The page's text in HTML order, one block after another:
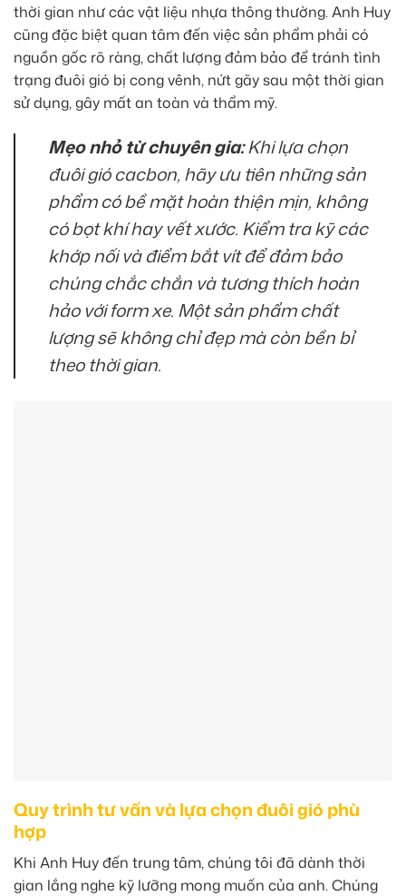
thời gian như các vật liệu nhựa thông thường. Anh Huy
cũng đặc biệt quan tâm đến việc sản phẩm phải có
nguồn gốc rõ ràng, chất lượng đảm bảo để tránh tình
trạng đuôi gió bị cong vênh, nứt gãy sau một thời gian
sử dụng, gây mất an toàn và thẩm mỹ.
Mẹo nhỏ từ chuyên gia:Khi lựa chọn
đuôi gió cacbon, hãy ưu tiên những sản
phẩm có bề mặt hoàn thiện mịn, không
có bọt khí hay vết xước. Kiểm tra kỹ các
khớp nối và điểm bắt vít để đảm bảo
chúng chắc chắn và tương thích hoàn
hảo với form xe. Một sản phẩm chất
lượng sẽ không chỉ đẹp mà còn bền bỉ
theo thời gian.
Quy trình tư vấn và lựa chọn đuôi gió phù
hợp
Khi Anh Huy đến trung tâm, chúng tôi đã dành thời
gian lắng nghe kỹ lưỡng mong muốn của anh. Chúng